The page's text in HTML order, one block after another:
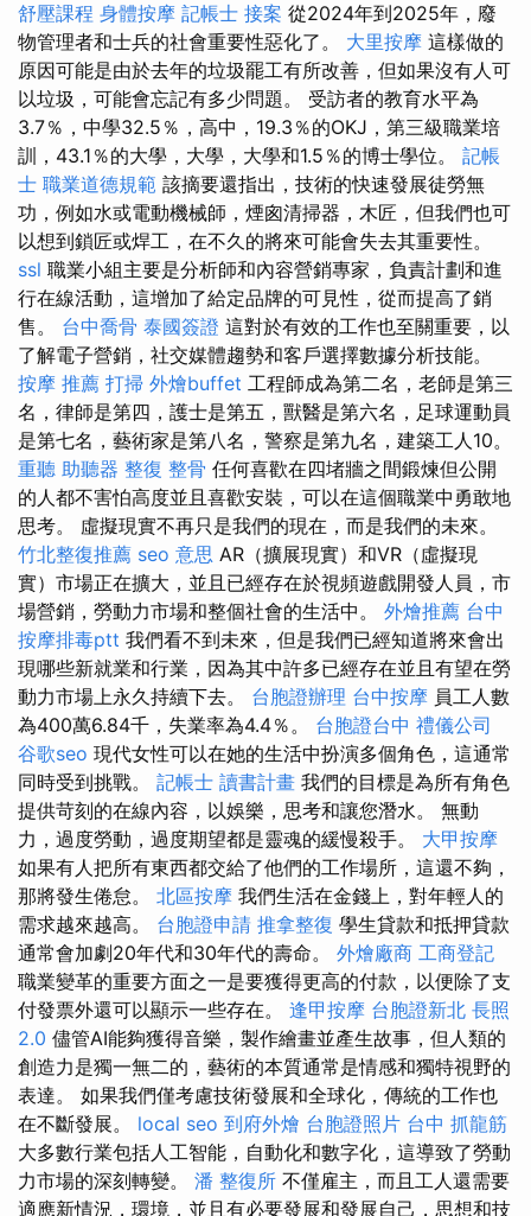
舒壓課程 身體按摩 記帳士 接案 從2024年到2025年，廢
物管理者和士兵的社會重要性惡化了。 大里按摩 這樣做的
原因可能是由於去年的垃圾罷工有所改善，但如果沒有人可
以垃圾，可能會忘記有多少問題。 受訪者的教育水平為
3.7％，中學32.5％，高中，19.3％的OKJ，第三級職業培
訓，43.1％的大學，大學，大學和1.5％的博士學位。 記帳
士 職業道德規範 該摘要還指出，技術的快速發展徒勞無
功，例如水或電動機械師，煙囪清掃器，木匠，但我們也可
以想到鎖匠或焊工，在不久的將來可能會失去其重要性。
ssl 職業小組主要是分析師和內容營銷專家，負責計劃和進
行在線活動，這增加了給定品牌的可見性，從而提高了銷
售。 台中喬骨 泰國簽證 這對於有效的工作也至關重要，以
了解電子營銷，社交媒體趨勢和客戶選擇數據分析技能。
按摩 推薦 打掃 外燴buffet 工程師成為第二名，老師是第三
名，律師是第四，護士是第五，獸醫是第六名，足球運動員
是第七名，藝術家是第八名，警察是第九名，建築工人10。
重聽 助聽器 整復 整骨 任何喜歡在四堵牆之間鍛煉但公開
的人都不害怕高度並且喜歡安裝，可以在這個職業中勇敢地
思考。 虛擬現實不再只是我們的現在，而是我們的未來。
竹北整復推薦 seo 意思 AR（擴展現實）和VR（虛擬現
實）市場正在擴大，並且已經存在於視頻遊戲開發人員，市
場營銷，勞動力市場和整個社會的生活中。 外燴推薦 台中
按摩排毒ptt 我們看不到未來，但是我們已經知道將來會出
現哪些新就業和行業，因為其中許多已經存在並且有望在勞
動力市場上永久持續下去。 台胞證辦理 台中按摩 員工人數
為400萬6.84千，失業率為4.4％。 台胞證台中 禮儀公司
谷歌seo 現代女性可以在她的生活中扮演多個角色，這通常
同時受到挑戰。 記帳士 讀書計畫 我們的目標是為所有角色
提供苛刻的在線內容，以娛樂，思考和讓您潛水。 無動
力，過度勞動，過度期望都是靈魂的緩慢殺手。 大甲按摩
如果有人把所有東西都交給了他們的工作場所，這還不夠，
那將發生倦怠。 北區按摩 我們生活在金錢上，對年輕人的
需求越來越高。 台胞證申請 推拿整復 學生貸款和抵押貸款
通常會加劇20年代和30年代的壽命。 外燴廠商 工商登記
職業變革的重要方面之一是要獲得更高的付款，以便除了支
付發票外還可以顯示一些存在。 逢甲按摩 台胞證新北 長照
2.0 儘管AI能夠獲得音樂，製作繪畫並產生故事，但人類的
創造力是獨一無二的，藝術的本質通常是情感和獨特視野的
表達。 如果我們僅考慮技術發展和全球化，傳統的工作也
在不斷發展。 local seo 到府外燴 台胞證照片 台中 抓龍筋
大多數行業包括人工智能，自動化和數字化，這導致了勞動
力市場的深刻轉變。 潘 整復所 不僅雇主，而且工人還需要
適​​應新情況，環境，並且有必要發展和發展自己，思想和技